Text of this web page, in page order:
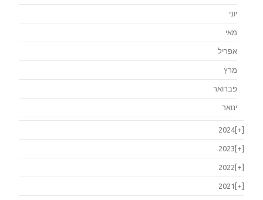
יוני
מאי
אפריל
מרץ
פברואר
ינואר
[+]
2024
[+]
2023
[+]
2022
[+]
2021